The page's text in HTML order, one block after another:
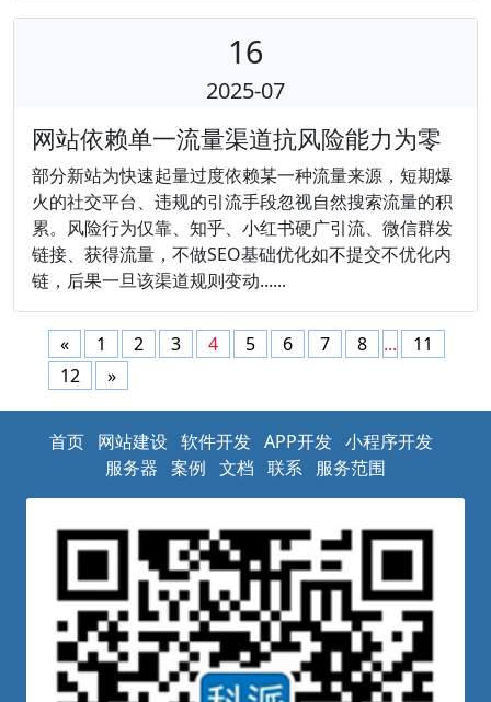
16
2025-07
网站依赖单一流量渠道抗风险能力为零
部分新站为快速起量过度依赖某一种流量来源，短期爆
火的社交平台、违规的引流手段忽视自然搜索流量的积
累。风险行为仅靠、知乎、小红书硬广引流、微信群发
链接、获得流量，不做SEO基础优化如不提交不优化内
链，后果一旦该渠道规则变动......
« 1 2 3 4 5 6 7 8 ...
11
12
»
首页 网站建设 软件开发 APP开发 小程序开发
服务器 案例 文档 联系 服务范围